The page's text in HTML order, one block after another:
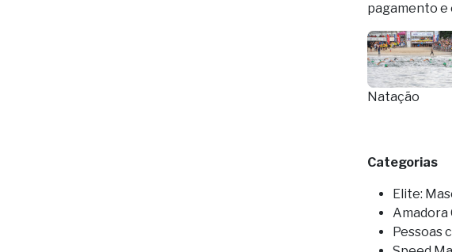
pagamento e
Natação
Categorias
Elite:
Amadora
Pessoas